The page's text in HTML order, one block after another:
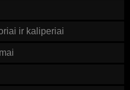
ir kaliperiai